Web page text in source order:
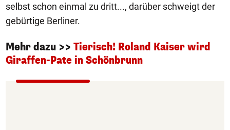
selbst schon einmal zu dritt..., darüber schweigt der
gebürtige Berliner.
Mehr dazu >> Tierisch! Roland Kaiser wird
Giraffen-Pate in Schönbrunn